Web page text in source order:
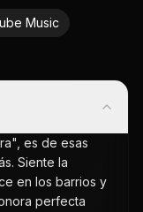
Music
es de esas
Siente la
en los barrios y
perfecta